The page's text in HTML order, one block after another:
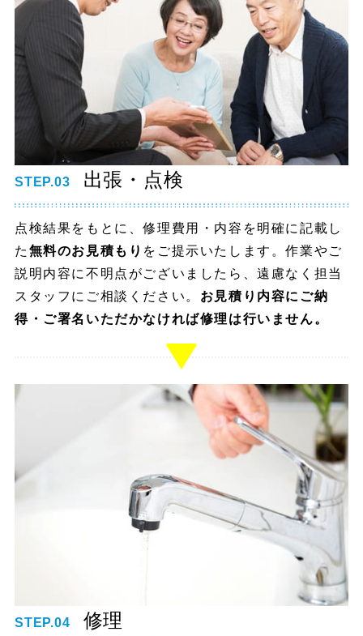
STEP.03 出張・点検
点検結果をもとに、修理費用・内容を明確に記載し
た 無料のお見積もり をご提示いたします。作業やご
説明内容に不明点がございましたら、遠慮なく担当
スタッフにご相談ください。 お見積り内容にご納
得・ご署名いただかなければ修理は行いません。
STEP.04 修理